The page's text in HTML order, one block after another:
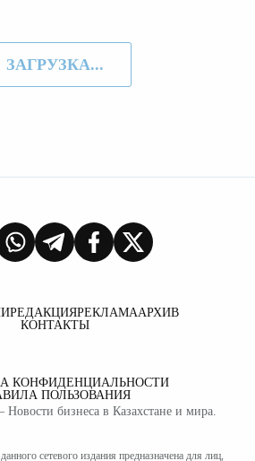
ЗАГРУЗКА...
РЕДАКЦИЯРЕКЛАМААРХИВ
КОНТАКТЫ
КОНФИДЕНЦИАЛЬНОСТИ
ПОЛЬЗОВАНИЯ
бизнеса в Казахстане и мира.
сетевого издания предназначена для лиц,